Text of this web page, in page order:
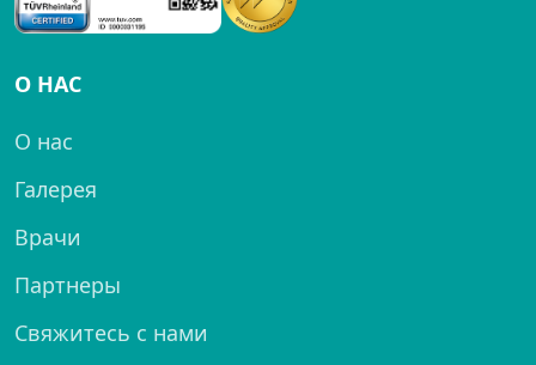
О НАС
О нас
Галерея
Врачи
Партнеры
Свяжитесь с нами